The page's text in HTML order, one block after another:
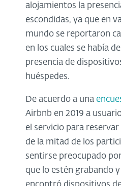
alojamientos la
escondidas, ya que en
mundo se reportaron
en los cuales se había
presencia de
huéspedes.
De acuerdo a una
Airbnb en 2019 a
el servicio para
de la mitad de los
sentirse preocupado
que lo estén grabando y